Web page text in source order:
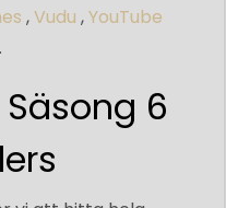
,Vudu ,YouTube
.
6